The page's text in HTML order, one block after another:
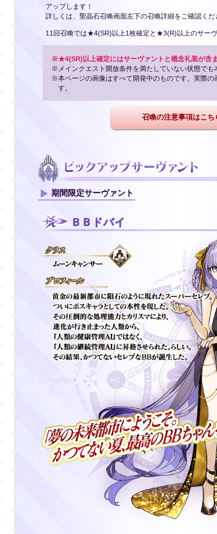
アップします！
詳しくは、聖晶石召喚画面左下の召喚詳細をご確認くだ
11回召喚では★4(SR)以上1枚確定と★3(R)以上のサー
※★4(SR)以上確定にはサーヴァントと概念礼装が含
※メインクエスト開放条件を満たしていない状態でも
※本ページの画像はすべて開発中のものです。実際の
す。
召喚の注意事項はこち
期間限定サーヴァント
ＢＢドバイ